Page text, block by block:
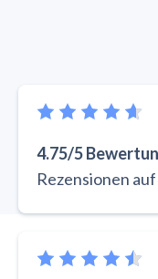
4.75/5
Rezensionen